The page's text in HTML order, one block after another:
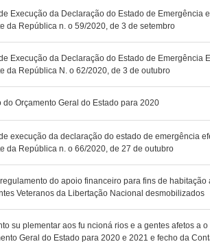
Execução da Declaração do Estado de Emergência
da República n. o 59/2020, de 3 de setembro
Execução da Declaração do Estado de Emergência
da República N. o 62/2020, de 3 de outubro
do Orçamento Geral do Estado para 2020
execução da declaração do estado de emergência
da República n. o 66/2020, de 27 de outubro
do apoio financeiro para fins de habitação
Veteranos da Libertação Nacional desmobilizados
su plementar aos fu ncioná rios e a gentes afetos a
Geral do Estado para 2020 e 2021 e fecho da